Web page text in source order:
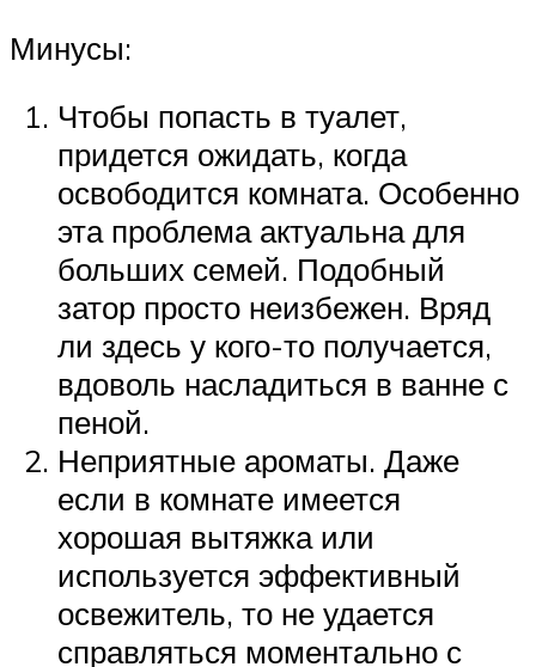
Минусы:
Чтобы попасть в туалет,
придется ожидать, когда
освободится комната. Особенно
эта проблема актуальна для
больших семей. Подобный
затор просто неизбежен. Вряд
ли здесь у кого-то получается,
вдоволь насладиться в ванне с
пеной.
Неприятные ароматы. Даже
если в комнате имеется
хорошая вытяжка или
используется эффективный
освежитель, то не удается
справляться моментально с